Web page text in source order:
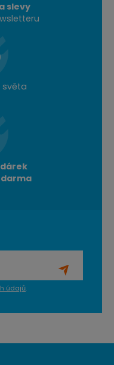
slevy
dárek
údajů.